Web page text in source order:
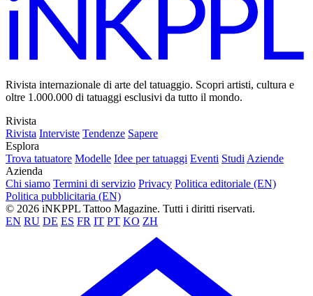
Rivista internazionale di arte del tatuaggio. Scopri artisti, cultura e
oltre 1.000.000 di tatuaggi esclusivi da tutto il mondo.
Rivista
Rivista Interviste Tendenze Sapere
Esplora
Trova tatuatore Modelle Idee per tatuaggi Eventi Studi Aziende
Azienda
Chi siamo Termini di servizio Privacy Politica editoriale (EN)
Politica pubblicitaria (EN)
© 2026 iNKPPL Tattoo Magazine. Tutti i diritti riservati.
EN RU DE ES FR IT PT KO ZH